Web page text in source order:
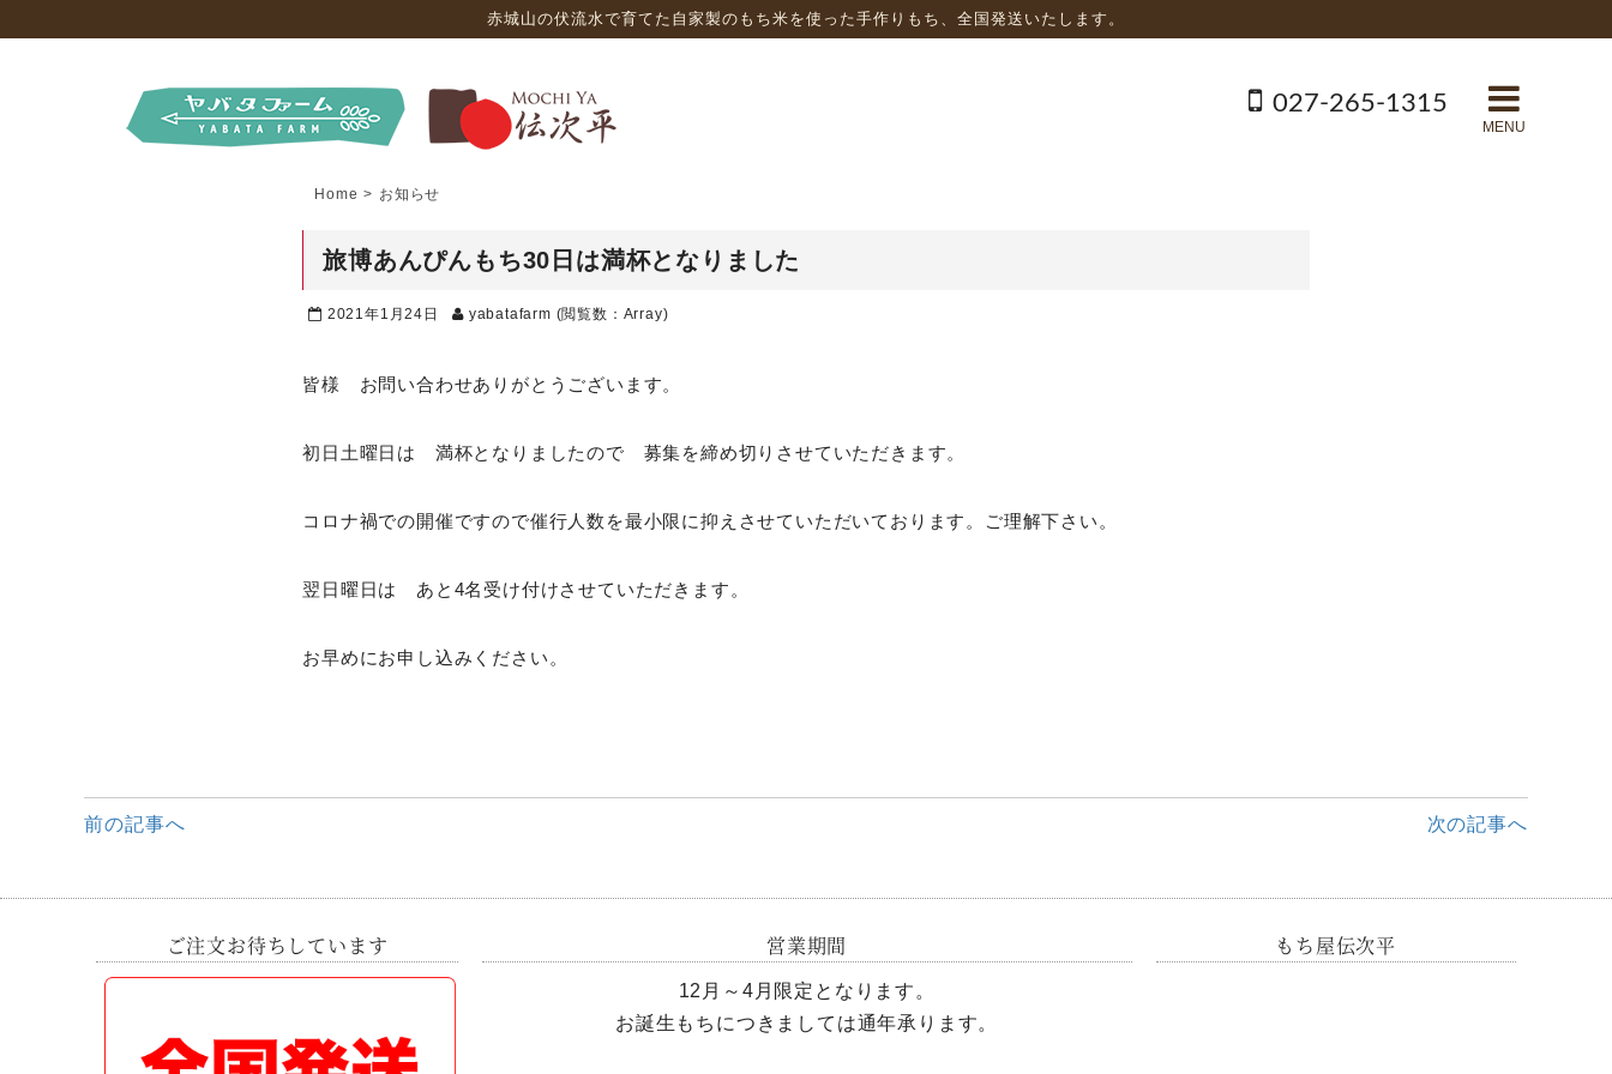
赤城山の伏流水で育てた自家製のもち米を使った手作りもち、全国発送いたします。
027-265-1315
MENU
Home > お知らせ
旅博あんぴんもち30日は満杯となりました
2021年1月24日 yabatafarm (閲覧数：Array)
皆様 お問い合わせありがとうございます。
初日土曜日は 満杯となりましたので 募集を締め切りさせていただきます。
コロナ禍での開催ですので催行人数を最小限に抑えさせていただいております。ご理解下さい。
翌日曜日は あと4名受け付けさせていただきます。
お早めにお申し込みください。
前
前の記事へ 次の記事へ
ご注文お待ちしています 営業期間
12月～4月限定となります。
お誕生もちにつきましては通年承ります。
もち屋伝次平